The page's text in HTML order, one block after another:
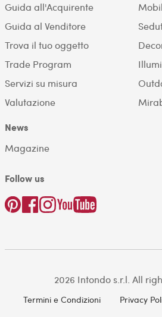
Guida all'Acquirente
Guida al Venditore
Trova il tuo oggetto
Trade Program
Servizi su misura
Valutazione
News
Magazine
Follow us
2026 Intondo s.r.l. All
Termini e Condizioni Privacy